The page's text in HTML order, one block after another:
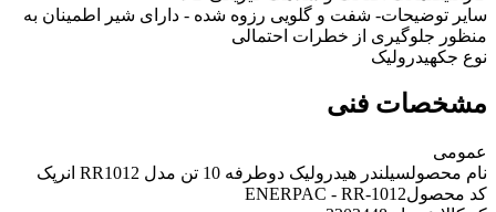
سایر توضیحات- شفت و گلویی رزوه شده - دارای شیر اطمینان به
منظور جلوگیری از خطرات احتمالی
نوع جکهیدرولیک
مشخصات فنی
عمومی
نام محصولسیلندر هیدرولیک دوطرفه 10 تن مدل RR1012 انرپک
کد محصولENERPAC - RR-1012